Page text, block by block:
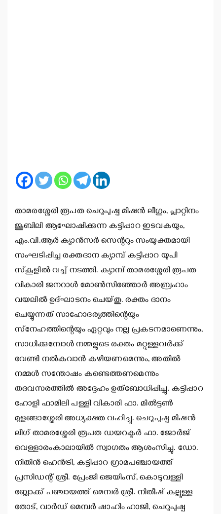
താമരശ്ശേരി രൂപത ചെറുപുഷ്പ മിഷന്‍ ലീഗും, പ്ലാറ്റിനം
ജൂബിലി ആഘോഷിക്കുന്ന കട്ടിപ്പാറ ഇടവകയും,
എം.വി.ആര്‍ ക്യാന്‍സര്‍ സെന്ററും സംയുക്തമായി
സംഘടിപ്പിച്ച രക്തദാന ക്യാമ്പ് കട്ടിപ്പാറ യുപി
സ്‌കൂളില്‍ വച്ച് നടത്തി. ക്യാമ്പ് താമരശ്ശേരി രൂപത
വികാരി ജനറാള്‍ മോണ്‍സിഞ്ഞോര്‍ അബ്രഹാം
വയലില്‍ ഉദ്ഘാടനം ചെയ്തു. രക്തം ദാനം
ചെയ്യുന്നത് സാഹോദര്യത്തിന്റെയും
സ്‌നേഹത്തിന്റെയും ഏറ്റവും നല്ല പ്രകടനമാണെന്നും,
സാധിക്കുമ്പോള്‍ നമ്മളുടെ രക്തം മറ്റുള്ളവര്‍ക്ക്
വേണ്ടി നല്‍കുവാന്‍ കഴിയണമെന്നും, അതില്‍
നമ്മള്‍ സന്തോഷം കണ്ടെത്തണമെന്നും
തദവസരത്തില്‍ അദ്ദേഹം ഉത്‌ബോധിപ്പിച്ചു. കട്ടിപ്പാറ
ഹോളി ഫാമിലി പള്ളി വികാരി ഫാ. മില്‍ട്ടണ്‍
മുളങ്ങാശ്ശേരി അധ്യക്ഷത വഹിച്ചു. ചെറുപുഷ്പ മിഷന്‍
ലീഗ് താമരശ്ശേരി രൂപത ഡയറക്ടര്‍ ഫാ. ജോര്‍ജ്
വെള്ളാരംകാലായില്‍ സ്വാഗതം ആശംസിച്ചു. ഡോ.
നിതിന്‍ ഹെന്‍ട്രി, കട്ടിപ്പാറ ഗ്രാമപഞ്ചായത്ത്
പ്രസിഡന്റ് ശ്രീ. പ്രേംജി ജെയിംസ്, കൊടുവള്ളി
ബ്ലോക്ക് പഞ്ചായത്ത് മെമ്പര്‍ ശ്രീ. നിതീഷ് കല്ലുള്ള
തോട്, വാര്‍ഡ് മെമ്പര്‍ ഷാഹിം ഹാജി, ചെറുപുഷ്പ